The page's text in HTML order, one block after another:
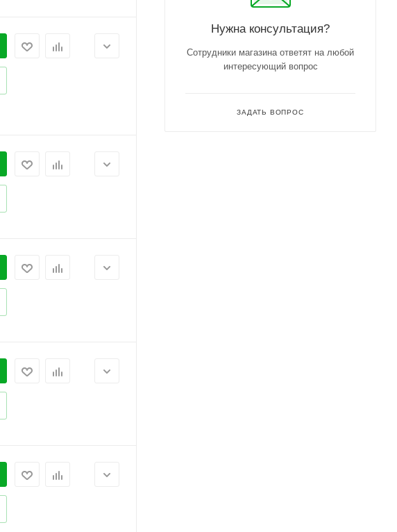
Нужна консультация?
Сотрудники магазина ответят на любой
интересующий вопрос
ЗАДАТЬ ВОПРОС